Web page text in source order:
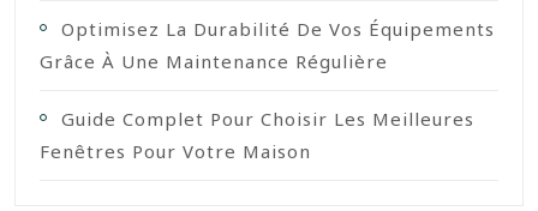
Optimisez La Durabilité De Vos Équipements
Grâce À Une Maintenance Régulière
Guide Complet Pour Choisir Les Meilleures
Fenêtres Pour Votre Maison